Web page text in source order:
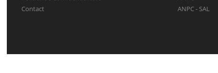
Contact
ANPC - SAL